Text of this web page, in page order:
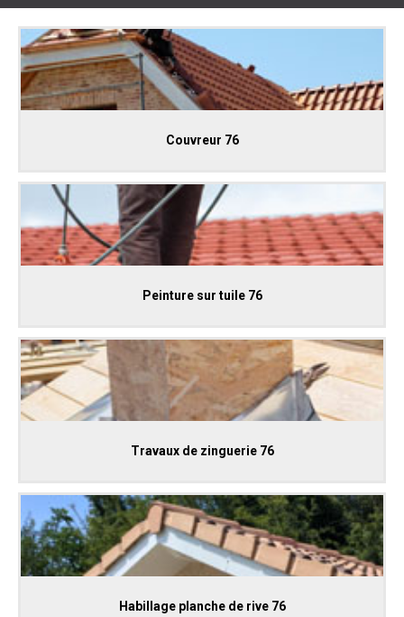
Couvreur 76
Peinture sur tuile 76
Travaux de zinguerie 76
Habillage planche de rive 76